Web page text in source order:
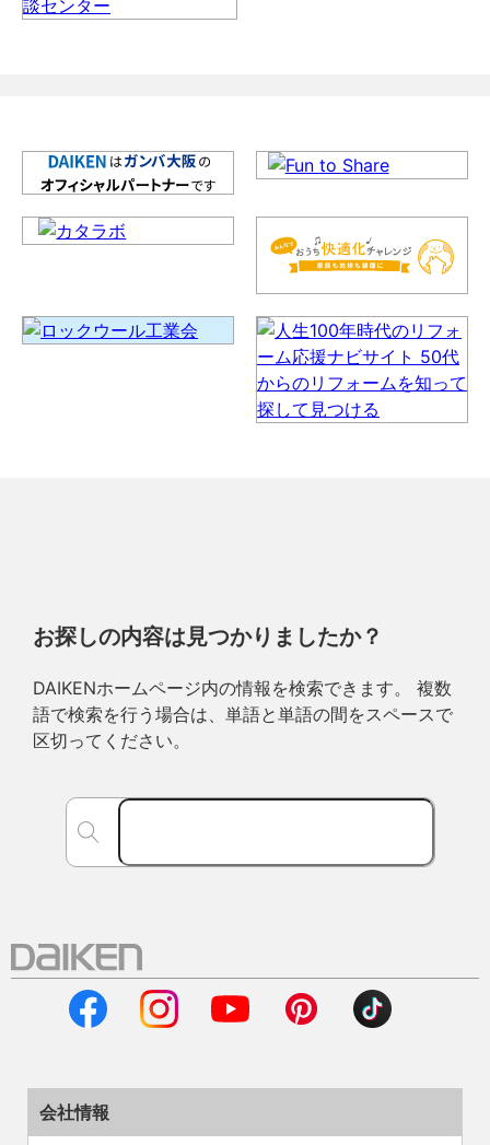
お探しの内容は見つかりましたか？
DAIKENホームページ内の情報を検索できます。 複数
語で検索を行う場合は、単語と単語の間をスペースで
区切ってください。
会社情報